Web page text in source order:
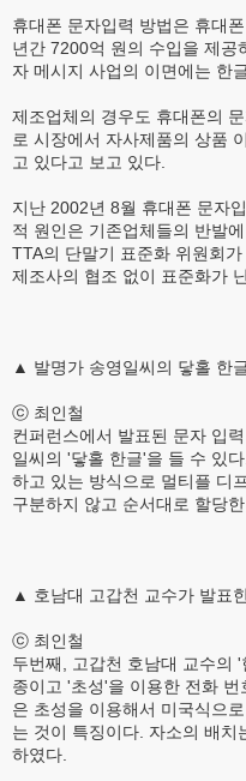
휴대폰 문자입력 방법은 휴대
년간 7200억 원의 수입을 제공
자 메시지 사업의 이면에는 한
제조업체의 경우도 휴대폰의
로 시장에서 자사제품의 상품
고 있다고 보고 있다.
지난 2002년 8월 휴대폰 문자
적 원인은 기존업체들의 반발
TTA의 단말기 표준화 위원회
제조사의 협조 없이 표준화가
▲ 발명가 송영일씨의 닿홀 한
ⓒ 최인철
컨퍼런스에서 발표된 문자 입
일씨의 '닿홀 한글'을 들 수 있
하고 있는 방식으로 멀티플 디
구분하지 않고 순서대로 할당
▲ 호남대 고갑천 교수가 발표
ⓒ 최인철
두번째, 고갑천 호남대 교수의
종이고 '초성'을 이용한 전화
은 초성을 이용해서 미국식으
는 것이 특징이다. 자소의 배치
하였다.